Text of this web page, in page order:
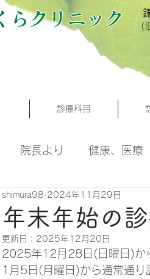
らクリニック
診療科目
院長より 健康、医療
クからのお知らせ
年末年始の
shimura98 2024年11月29日
更新日： 2025年12月20日
2025年12月28日(日曜日)か
1月5日(月曜日)から通常通り